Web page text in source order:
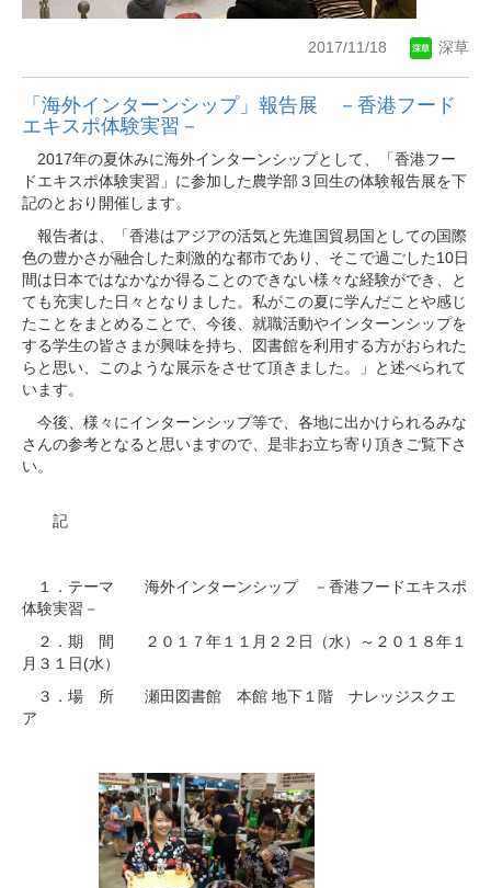
2017/11/18 深草
「海外インターンシップ」報告展 －香港フード
エキスポ体験実習－
2017年の夏休みに海外インターンシップとして、「香港フー
ドエキスポ体験実習」に参加した農学部３回生の体験報告展を下
記のとおり開催します。
報告者は、「香港はアジアの活気と先進国貿易国としての国際
色の豊かさが融合した刺激的な都市であり、そこで過ごした10日
間は日本ではなかなか得ることのできない様々な経験ができ、と
ても充実した日々となりました。私がこの夏に学んだことや感じ
たことをまとめることで、今後、就職活動やインターンシップを
する学生の皆さまが興味を持ち、図書館を利用する方がおられた
らと思い、このような展示をさせて頂きました。」と述べられて
います。
今後、様々にインターンシップ等で、各地に出かけられるみな
さんの参考となると思いますので、是非お立ち寄り頂きご覧下さ
い。
記
１．テーマ 海外インターンシップ －香港フードエキスポ
体験実習－
２．期 間 ２０１７年１１月２２日（水）～２０１８年１
月３１日(水）
３．場 所 瀬田図書館 本館 地下１階 ナレッジスクエ
ア